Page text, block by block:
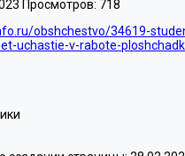
Просмотров: 718
obshchestvo/34619-
uchastie-v-rabote-